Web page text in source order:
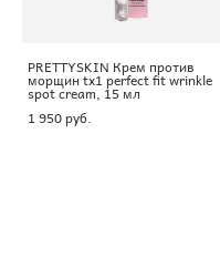
PRETTYSKIN Крем против
морщин tx1 perfect fit wrinkle
spot cream, 15 мл
1 950 pуб.